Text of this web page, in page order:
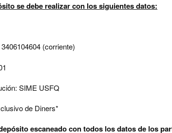
se debe realizar con los siguientes datos:
(corriente)
SIME USFQ
de Diners*
escaneado con todos los datos de los